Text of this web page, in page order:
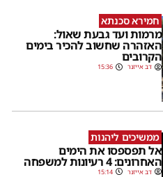
חמירא סכנתא
מרמות ועד גבעת שאול:
האזהרה שחשוב להכיר בימים
הקרובים
דב אייזנר 15:36
ממשיכים ליהנות
אל תפספסו את הימים
האחרונים: 4 רעיונות למשפחה
דב אייזנר 15:14